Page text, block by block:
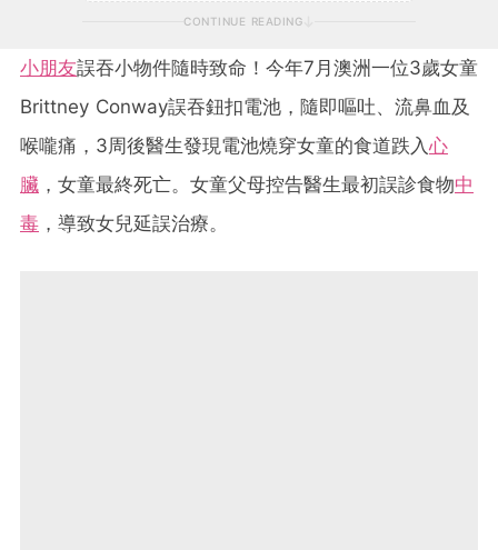
CONTINUE READING
小朋友誤吞小物件隨時致命！今年7月澳洲一位3歲女童
Brittney Conway誤吞鈕扣電池，隨即嘔吐、流鼻血及
喉嚨痛，3周後醫生發現電池燒穿女童的食道跌入 心
臟 ，女童最終死亡。女童父母控告醫生最初誤診食物中
毒 ，導致女兒延誤治療。